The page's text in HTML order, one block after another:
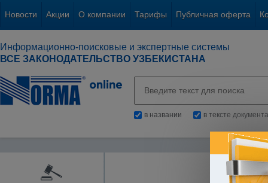
Новости Акции О компании Тарифы Публичная оферта
Информационно-поисковые и экспертные системы
ВСЕ ЗАКОНОДАТЕЛЬСТВО УЗБЕКИСТАНА
в названии в тексте документа